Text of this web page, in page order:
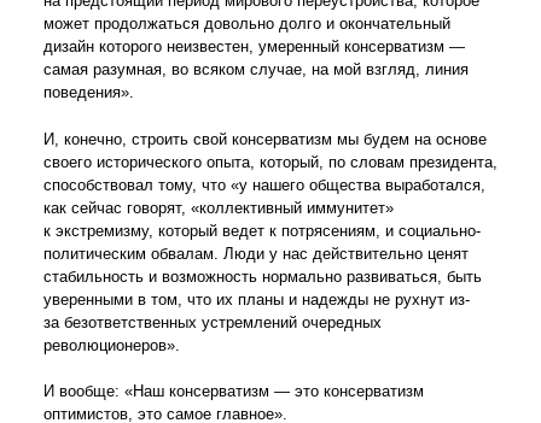
может продолжаться довольно долго и окончательный
дизайн которого неизвестен, умеренный консерватизм —
самая разумная, во всяком случае, на мой взгляд, линия
поведения».
И, конечно, строить свой консерватизм мы будем на основе
своего исторического опыта, который, по словам президента,
способствовал тому, что «у нашего общества выработался,
как сейчас говорят, «коллективный иммунитет»
к экстремизму, который ведет к потрясениям, и социально-
политическим обвалам. Люди у нас действительно ценят
стабильность и возможность нормально развиваться, быть
уверенными в том, что их планы и надежды не рухнут из-
за безответственных устремлений очередных
революционеров».
И вообще: «Наш консерватизм — это консерватизм
оптимистов, это самое главное».